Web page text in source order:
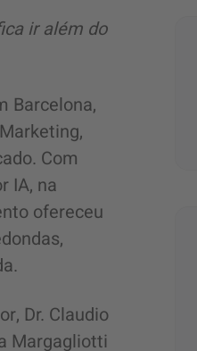
ir além do
Barcelona,
Com
IA, na
ofereceu
Dr. Claudio
Margagliotti